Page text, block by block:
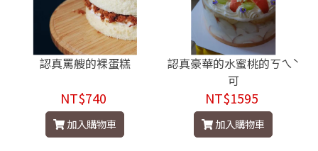
認真罵艘的裸蛋糕
NT$740
加入購物車
認真豪華的水蜜桃的ㄎㄟˋ
可
NT$1595
加入購物車